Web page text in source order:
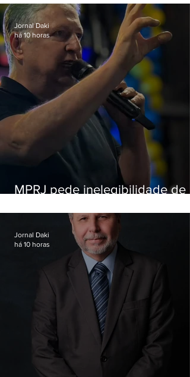
MPRJ pede inelegibilidade de
Jornal Daki
há 10 horas
Jornal Daki
há 10 horas